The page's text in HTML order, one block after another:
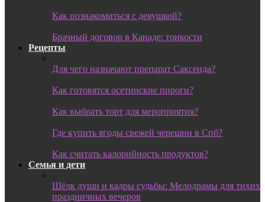
Как познакомиться с девушкой?
Брачный договор в Канаде: тонкости
Рецепты
Для чего назначают препарат Саксенда?
Как готовятся осетинские пироги?
Как выбрать торт для мероприятия?
Где купить ягоды свежей черешни в Спб?
Как считать калорийность продуктов?
Семья и дети
Шёлк души и кадры судьбы: Мелодрамы для тихих
праздничных вечеров